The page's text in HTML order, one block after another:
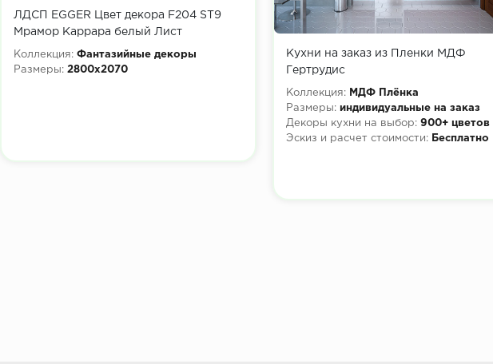
ЛДСП EGGER Цвет декора F204 ST9
Мрамор Каррара белый Лист
2800x2070х16 мм
Коллекция: Фантазийные декоры
Размеры: 2800x2070
Кухни на заказ из Пленки МДФ
Гертрудис
Коллекция:
МДФ Плёнка
Размеры: индивидуальные на заказ
Декоры кухни на выбор: 900+ цветов
Эскиз и расчет стоимости:
Бесплатно